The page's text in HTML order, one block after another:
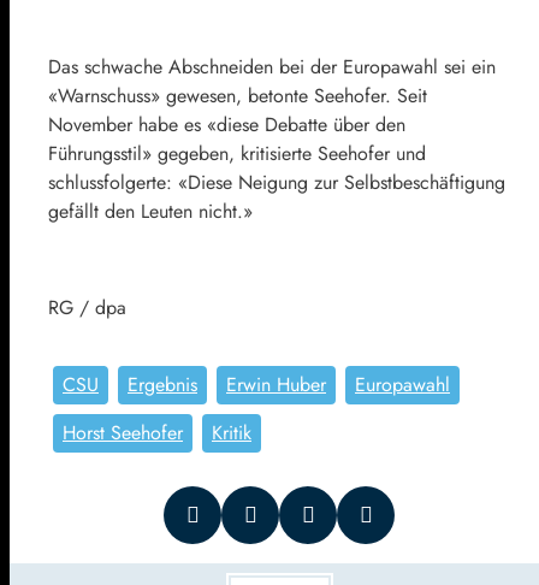
Das schwache Abschneiden bei der Europawahl sei ein
«Warnschuss» gewesen, betonte Seehofer. Seit
November habe es «diese Debatte über den
Führungsstil» gegeben, kritisierte Seehofer und
schlussfolgerte: «Diese Neigung zur Selbstbeschäftigung
gefällt den Leuten nicht.»
RG / dpa
CSU Ergebnis Erwin Huber
Europawahl
Horst Seehofer
Kritik